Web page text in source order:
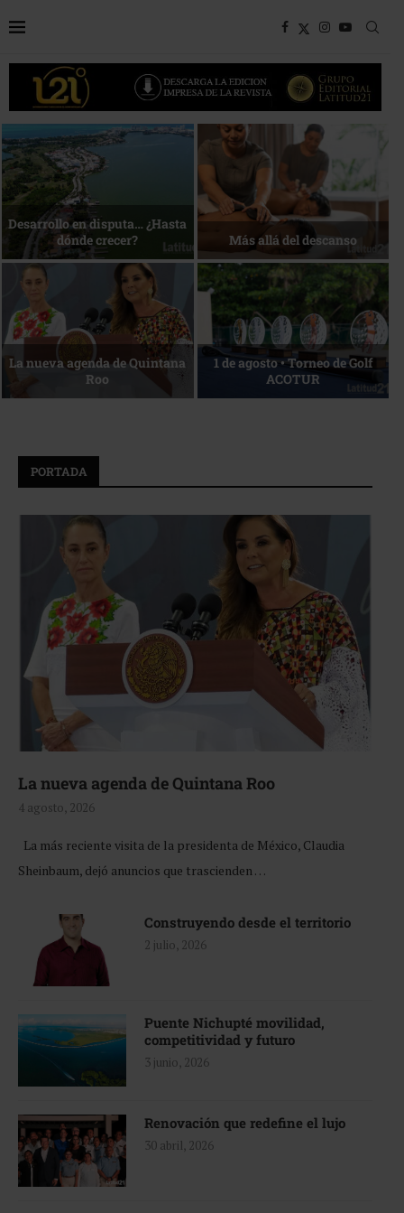
Bottega, un viaje servido a la
mesa
Energía que Impulsa la
competitividad
Reconocimiento de viajeros La esencia del servicio
PORTADA
La nueva agenda de Quintana Roo
4 agosto, 2026
La más reciente visita de la presidenta de México, Claudia
Sheinbaum, dejó anuncios que trascienden …
Construyendo desde el territorio
2 julio, 2026
Puente Nichupté movilidad,
competitividad y futuro
3 junio, 2026
Renovación que redefine el lujo
30 abril, 2026